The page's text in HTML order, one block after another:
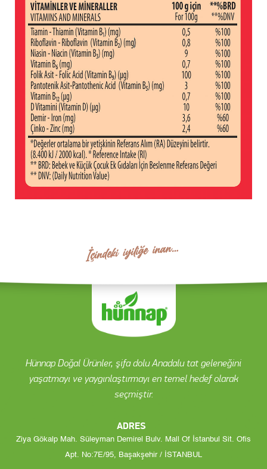
Hünnap Doğal Ürünler, şifa dolu Anadalu tat geleneğini
yaşatmayı ve yaygınlaştırmayı en temel hedef olarak
seçmiştir.
ADRES
Ziya Gökalp Mah. Süleyman Demirel Bulv. Mall Of İstanbul Sit. Ofis
Apt. No:7E/95, Başakşehir / İSTANBUL